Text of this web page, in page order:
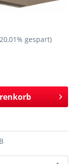
gespart)